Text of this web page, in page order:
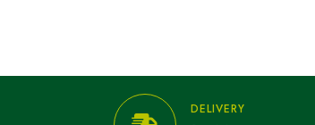
DELIVERY